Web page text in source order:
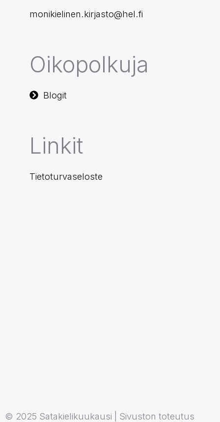
monikielinen.kirjasto@hel.fi
Oikopolkuja
Blogit
Linkit
Tietoturvaseloste
© 2025 Satakielikuukausi | Sivuston toteutus